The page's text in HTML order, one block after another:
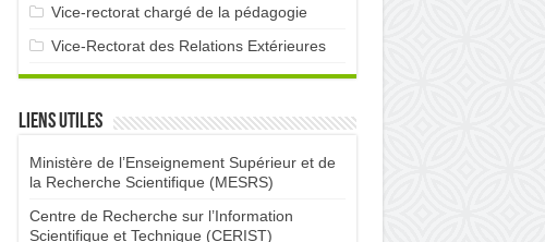
Vice-rectorat chargé de la pédagogie
Vice-Rectorat des Relations Extérieures
Liens utiles
Ministère de l’Enseignement Supérieur et de
la Recherche Scientifique (MESRS)
Centre de Recherche sur l’Information
Scientifique et Technique (CERIST)